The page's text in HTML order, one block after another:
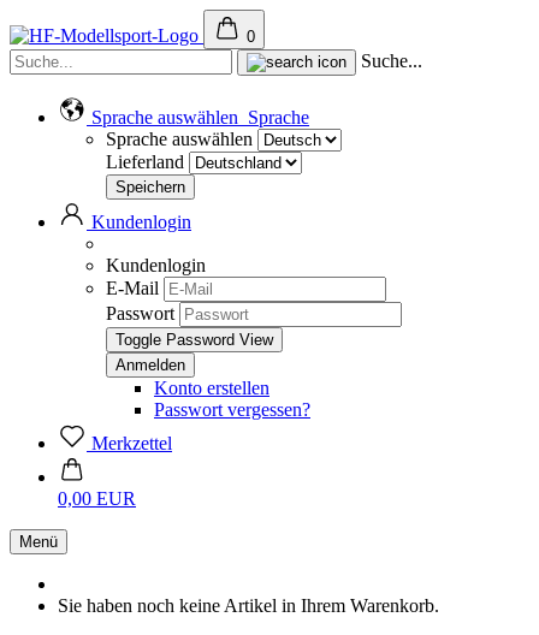
0
Suche...
Sprache auswählen Sprache
Sprache auswählen
Lieferland
Kundenlogin
Kundenlogin
E-Mail
Passwort
Toggle Password View
Konto erstellen
Passwort vergessen?
Merkzettel
0,00 EUR
Menü
Sie haben noch keine Artikel in Ihrem Warenkorb.